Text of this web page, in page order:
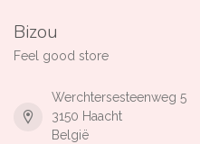
Bizou
Feel good store
Werchtersesteenweg 5
3150 Haacht
België